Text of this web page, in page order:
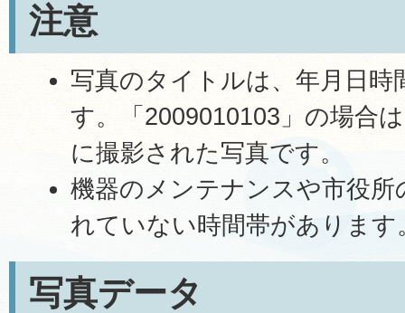
注意
写真のタイトルは、年月日
す。「2009010103」の場合
に撮影された写真です。
機器のメンテナンスや市役
れていない時間帯があります
写真データ